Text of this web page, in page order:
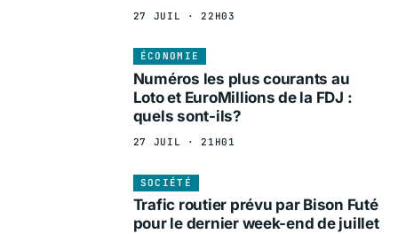
27 JUIL · 22H03
ÉCONOMIE
Numéros les plus courants au
Loto et EuroMillions de la FDJ :
quels sont-ils?
27 JUIL · 21H01
SOCIÉTÉ
Trafic routier prévu par Bison Futé
pour le dernier week-end de juillet